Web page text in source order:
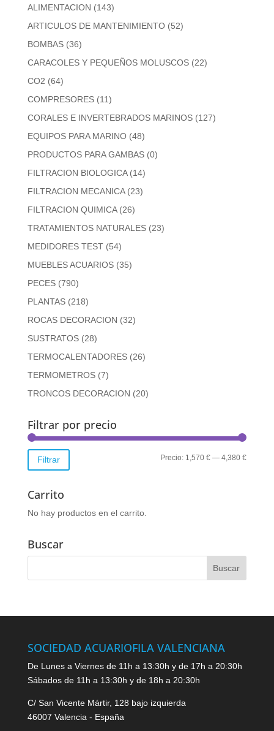
ALIMENTACION (143)
ARTICULOS DE MANTENIMIENTO (52)
BOMBAS (36)
CARACOLES Y PEQUEÑOS MOLUSCOS (22)
CO2 (64)
COMPRESORES (11)
CORALES E INVERTEBRADOS MARINOS (127)
EQUIPOS PARA MARINO (48)
PRODUCTOS PARA GAMBAS (0)
FILTRACION BIOLOGICA (14)
FILTRACION MECANICA (23)
FILTRACION QUIMICA (26)
TRATAMIENTOS NATURALES (23)
MEDIDORES TEST (54)
MUEBLES ACUARIOS (35)
PECES (790)
PLANTAS (218)
ROCAS DECORACION (32)
SUSTRATOS (28)
TERMOCALENTADORES (26)
TERMOMETROS (7)
TRONCOS DECORACION (20)
Filtrar por precio
Precio
Precio
Filtrar Precio: 1,570 € —4,380 €
Carrito
No hay productos en el carrito.
Buscar
SOCIEDAD ACUARIOFILA VALENCIANA
De Lunes a Viernes de 11h a 13:30h y de 17h a 20:30h
Sábados de 11h a 13:30h y de 18h a 20:30h
C/ San Vicente Mártir, 128 bajo izquierda
46007 Valencia - España